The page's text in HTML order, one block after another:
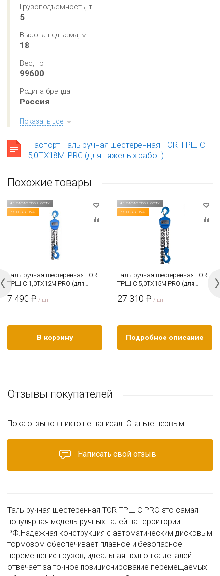
Грузоподъемность, т
5
Высота подъема, м
18
Вес, гр
99600
Родина бренда
Россия
Показать все
Паспорт Таль ручная шестеренная TOR ТРШ C
5,0ТХ18М PRO (для тяжелых работ)
Похожие товары
4:1 ЗАПАС ПРОЧНОСТИ
PROFESSIONAL
Таль ручная шестеренная TOR
ТРШ C 1,0ТХ12М PRO (для
7 490 ₽ / шт
В корзину
4:1 ЗАПАС ПРОЧНОСТИ
PROFESSIONAL
Таль ручная шестеренная TOR
ТРШ C 5,0ТХ15М PRO (для
27 310 ₽ / шт
Подробное описание
Отзывы покупателей
Написать свой отзыв
Пока отзывов никто не написал. Станьте первым!
Таль ручная шестеренная TOR ТРШ С PRO это самая
популярная модель ручных талей на территории
РФ.Надежная конструкция с автоматическим дисковым
тормозом обеспечивает плавное и безопасное
перемещение грузов, идеальная подгонка деталей
отвечает за точное позиционирование перемещаемых